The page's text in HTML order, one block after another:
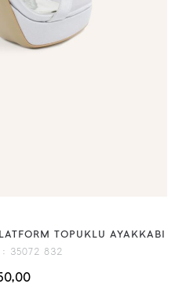
TOPUKLU AYAKKABI
: 35072 832